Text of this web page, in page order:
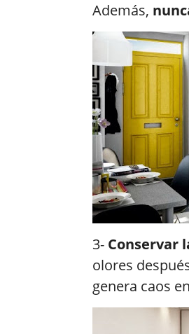
Además,
3- Conservar
olores
genera caos